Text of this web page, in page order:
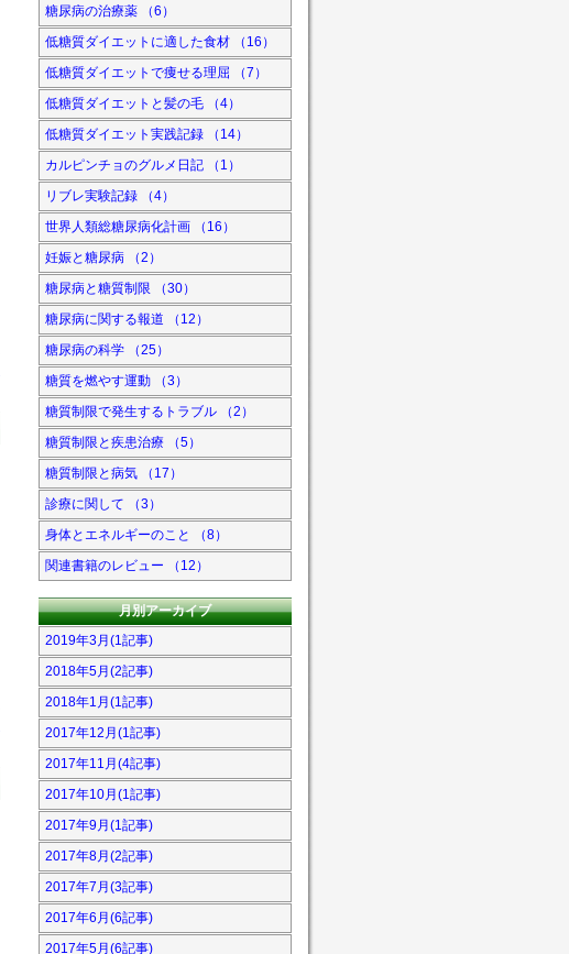
糖尿病の治療薬 （6）
低糖質ダイエットに適した食材 （16）
低糖質ダイエットで痩せる理屈 （7）
低糖質ダイエットと髪の毛 （4）
低糖質ダイエット実践記録 （14）
カルピンチョのグルメ日記 （1）
リブレ実験記録 （4）
世界人類総糖尿病化計画 （16）
妊娠と糖尿病 （2）
糖尿病と糖質制限 （30）
糖尿病に関する報道 （12）
糖尿病の科学 （25）
糖質を燃やす運動 （3）
糖質制限で発生するトラブル （2）
糖質制限と疾患治療 （5）
糖質制限と病気 （17）
診療に関して （3）
身体とエネルギーのこと （8）
関連書籍のレビュー （12）
月別アーカイブ
2019年3月(1記事)
2018年5月(2記事)
2018年1月(1記事)
2017年12月(1記事)
2017年11月(4記事)
2017年10月(1記事)
2017年9月(1記事)
2017年8月(2記事)
2017年7月(3記事)
2017年6月(6記事)
2017年5月(6記事)